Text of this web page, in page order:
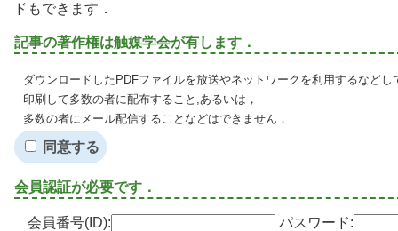
ドもできます．
記事の著作権は触媒学会が有します．
ダウンロードしたPDFファイルを放送やネットワークを利用するなど
印刷して多数の者に配布すること,あるいは，
多数の者にメール配信することなどはできません．
同意する
会員認証が必要です．
会員番号(ID): パスワード: